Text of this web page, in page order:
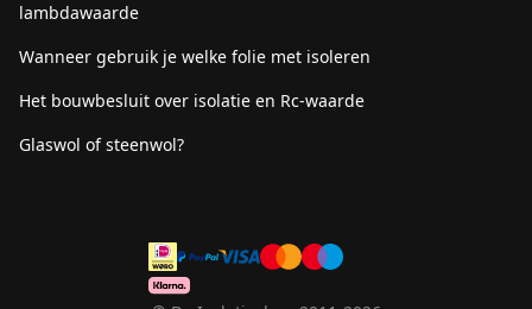
lambdawaarde
Wanneer gebruik je welke folie met isoleren
Het bouwbesluit over isolatie en Rc-waarde
Glaswol of steenwol?